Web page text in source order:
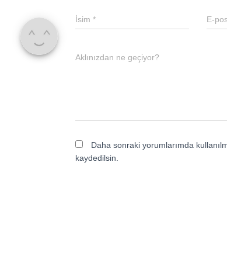
İsim * E-
Aklınızdan ne geçiyor?
Daha sonraki yorumlarımda
kaydedilsin.